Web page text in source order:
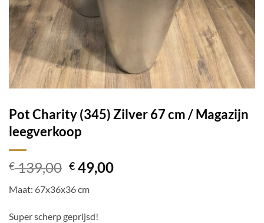
Pot Charity (345) Zilver 67 cm / Magazijn
leegverkoop
€139,00 Oorspronkelijke
prijs
was:
€ 139,00.
€ 49,00Huidige
Maat: 67x36x36 cm
Super scherp geprijsd!